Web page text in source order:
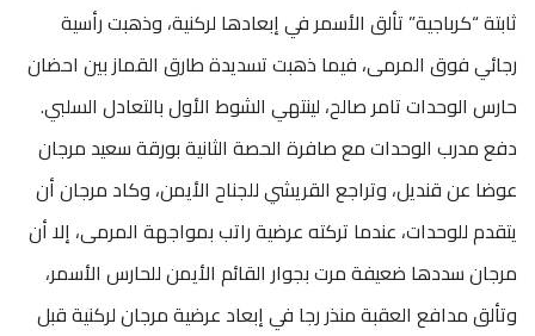
ثابتة “كرباجية” تألق الأسمر في إبعادها لركنية، وذهبت رأسية
رجائي فوق المرمى، فيما ذهبت تسديدة طارق القماز بين احضان
حارس الوحدات تامر صالح، لينتهي الشوط الأول بالتعادل السلبي.
دفع مدرب الوحدات مع صافرة الحصة الثانية بورقة سعيد مرجان
عوضا عن قنديل، وتراجع القريشي للجناح الأيمن، وكاد مرجان أن
يتقدم للوحدات، عندما تركته عرضية راتب بمواجهة المرمى، إلا أن
مرجان سددها ضعيفة مرت بجوار القائم الأيمن للحارس الأسمر،
وتألق مدافع العقبة منذر رجا في إبعاد عرضية مرجان لركنية قبل